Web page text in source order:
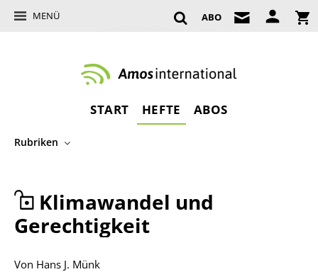
MENÜ ABO
START HEFTE ABOS
Rubriken
Klimawandel und
Gerechtigkeit
Von Hans J. Münk